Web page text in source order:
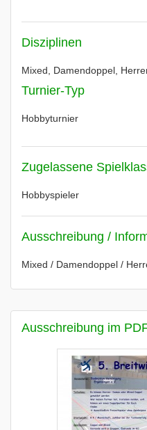
Disziplinen
Mixed, Damendoppel,
Turnier-Typ
Hobbyturnier
Zugelassene
Hobbyspieler
Ausschreibung /
Mixed / Damendoppel /
Ausschreibung im